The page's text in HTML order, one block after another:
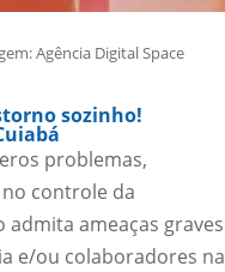
Agência Digital Space
sozinho!
problemas,
controle da
ameaças graves
e/ou colaboradores na